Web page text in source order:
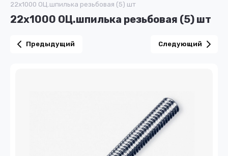
22х1000 ОЦ.шпилька резьбовая (5) шт
22х1000 ОЦ.шпилька резьбовая (5) шт
Предыдущий Следующий